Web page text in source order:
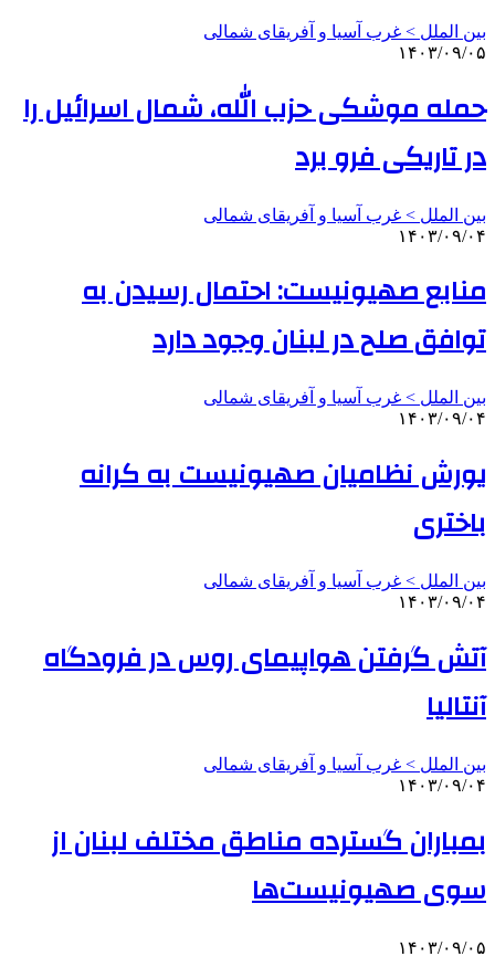
بین الملل > غرب آسیا و آفریقای شمالی
۱۴۰۳/۰۹/۰۵
حمله موشکی حزب الله، شمال اسرائیل را
در تاریکی فرو برد
بین الملل > غرب آسیا و آفریقای شمالی
۱۴۰۳/۰۹/۰۴
منابع صهیونیست: احتمال رسیدن به
توافق صلح در لبنان وجود دارد
بین الملل > غرب آسیا و آفریقای شمالی
۱۴۰۳/۰۹/۰۴
یورش نظامیان صهیونیست به کرانه
باختری
بین الملل > غرب آسیا و آفریقای شمالی
۱۴۰۳/۰۹/۰۴
آتش گرفتن هواپیمای روس در فرودگاه
آنتالیا
بین الملل > غرب آسیا و آفریقای شمالی
۱۴۰۳/۰۹/۰۴
بمباران گسترده مناطق مختلف لبنان از
سوی صهیونیست‌ها
۱۴۰۳/۰۹/۰۵